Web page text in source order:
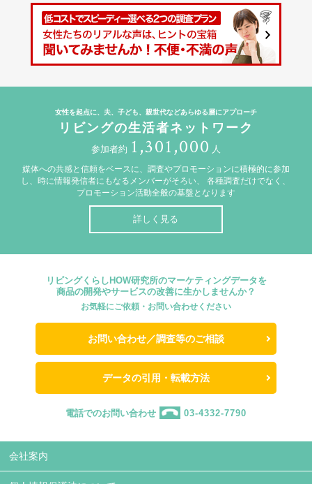
女性を起点に、夫、子ども、親世代などあらゆる層にアプローチ
リビングの生活者ネットワーク
参加者約 1,301,000 人
媒体への共感と信頼をベースに、調査やプロモーションに積極的に参加
し、時に情報発信者にもなるメンバーがそろい、
各種調査だけでなく、
プロモーション活動全般の基盤となります
詳しく見る
リビングくらしHOW研究所のマーケティングデータを
商品の開発やサービスの改善に生かしませんか？
お気軽にご依頼・お問い合わせください
お問い合わせ／調査等のご相談
データの引用・転載方法
電話でのお問い合わせ 03-4332-7790
会社案内